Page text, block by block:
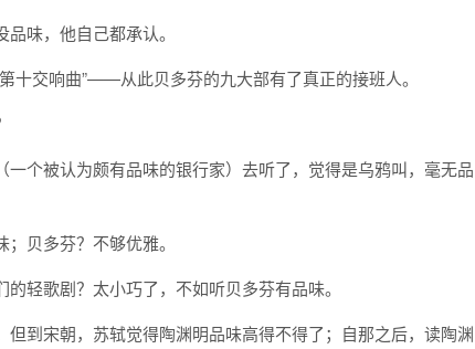
味，他自己都承认。
十交响曲”——从此贝多芬的九大部有了真正的接班人。
个被认为颇有品味的银行家）去听了，觉得是乌鸦叫，毫无品
贝多芬？不够优雅。
轻歌剧？太小巧了，不如听贝多芬有品味。
到宋朝，苏轼觉得陶渊明品味高得不得了；自那之后，读陶渊